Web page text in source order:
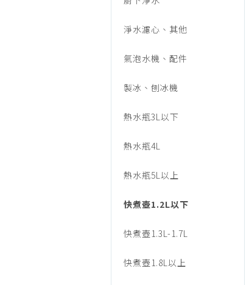
淨水濾心、其他
氣泡水機、配件
製冰、刨冰機
熱水瓶3L以下
熱水瓶4L
熱水瓶5L以上
快煮壺1.2L以下
快煮壺1.3L-1.7L
快煮壺1.8L以上